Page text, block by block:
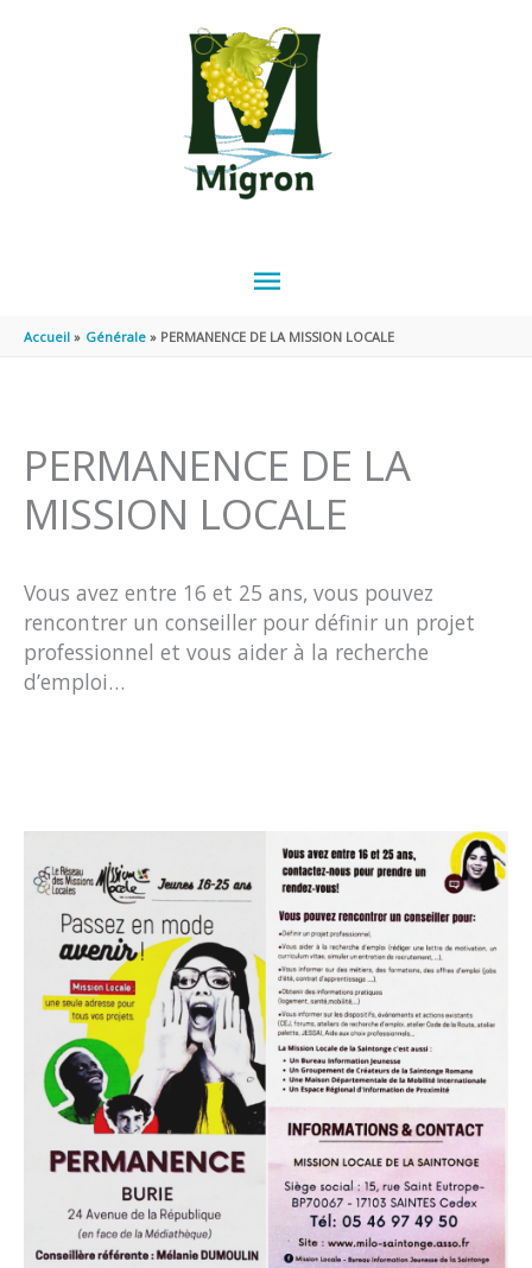
MENU
PRINCIPAL
Accueil Générale PERMANENCE DE LA MISSION LOCALE
PERMANENCE DE LA
MISSION LOCALE
Vous avez entre 16 et 25 ans, vous pouvez
rencontrer un conseiller pour définir un projet
professionnel et vous aider à la recherche
d’emploi…